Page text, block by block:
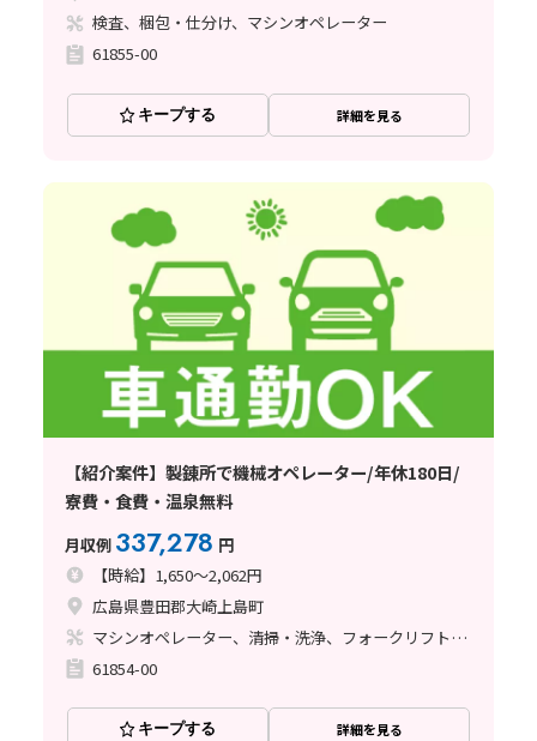
検査、梱包・仕分け、マシンオペレーター
61855-00
キープする 詳細を見る
【紹介案件】製錬所で機械オペレーター/年休180日/
寮費・食費・温泉無料
月収例 337,278 円
【時給】1,650～2,062円
広島県豊田郡大崎上島町
マシンオペレーター、清掃・洗浄、フォークリフト、玉掛け・クレーン
61854-00
キープする 詳細を見る